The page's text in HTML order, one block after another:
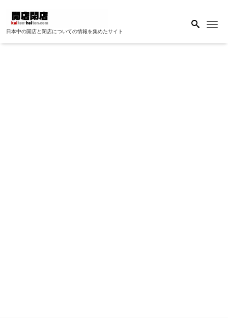
日本中の開店と閉店についての情報を集めたサイト